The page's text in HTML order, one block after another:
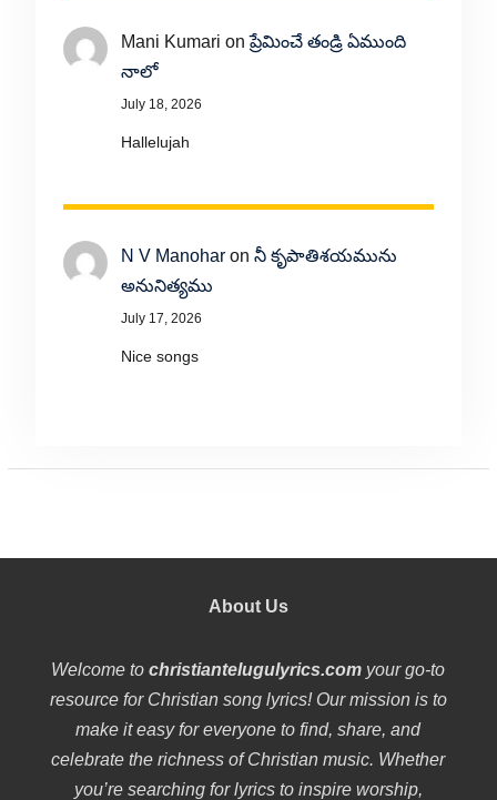
Mani Kumari onప్రేమించే తండ్రి ఏముంది
నాలో
July 18, 2026
Hallelujah
N V Manoharon నీ కృపాతిశయమును
అనునిత్యము
July 17, 2026
Nice songs
About Us
Welcome tochristiantelugulyrics.com your go-to
resource for Christian song lyrics! Our mission is to
make it easy for everyone to find, share, and
celebrate the richness of Christian music. Whether
you’re searching for lyrics to inspire worship,